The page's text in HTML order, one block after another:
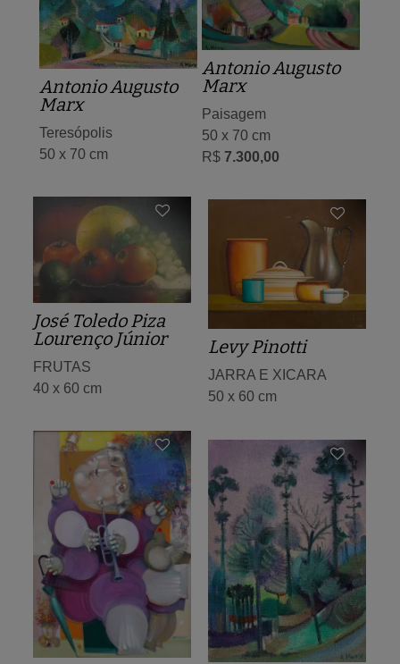
Antonio Augusto
Marx
Paisagem
50 x 70 cm
R$ 7.300,00
Antonio Augusto
Marx
Teresópolis
50 x 70 cm
José Toledo Piza
Lourenço Júnior
FRUTAS
40 x 60 cm
Levy Pinotti
JARRA E XICARA
50 x 60 cm